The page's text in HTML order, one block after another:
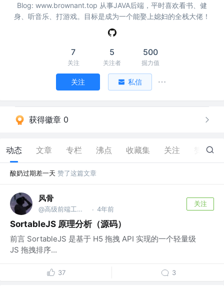
Blog: www.brownant.top 从事JAVA后端，平时喜欢看书、健
身、听音乐、打游戏。目标是成为一个能娶上媳妇的全栈大佬！
7
关注
5
关注者
500
掘力值
关注 私信
获得徽章 0
动态 文章 专栏 沸点 收藏集 关注 4
酸奶过期差一天 赞了这篇文章
风骨
@高级前端工程师 · 4年前
关注
SortableJS 原理分析（源码）
前言 SortableJS 是基于 H5 拖拽 API 实现的一个轻量级
JS 拖拽排序...
37 3